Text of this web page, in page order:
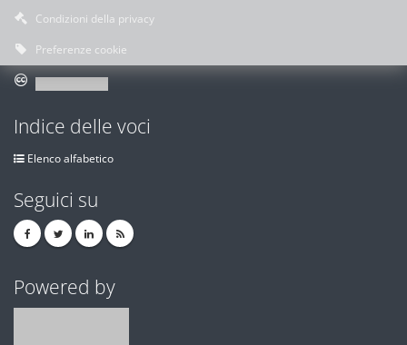
Condizioni della privacy
Preferenze cookie
Indice delle voci
Elenco alfabetico
Seguici su
Powered by